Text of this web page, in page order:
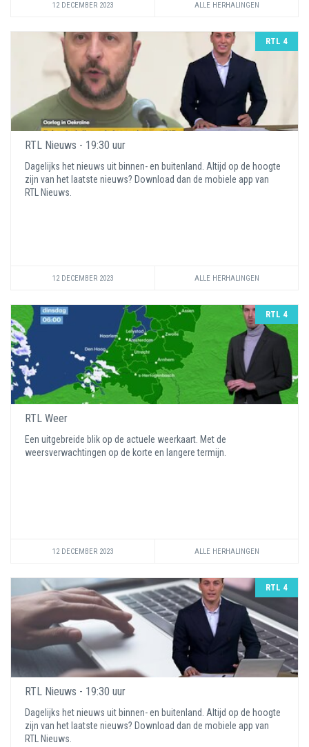
12 DECEMBER 2023 ALLE HERHALINGEN
RTL 4
RTL Nieuws - 19:30 uur
Dagelijks het nieuws uit binnen- en buitenland. Altijd op de hoogte
zijn van het laatste nieuws? Download dan de mobiele app van
RTL Nieuws.
12 DECEMBER 2023 ALLE HERHALINGEN
RTL 4
RTL Weer
Een uitgebreide blik op de actuele weerkaart. Met de
weersverwachtingen op de korte en langere termijn.
12 DECEMBER 2023 ALLE HERHALINGEN
RTL 4
RTL Nieuws - 19:30 uur
Dagelijks het nieuws uit binnen- en buitenland. Altijd op de hoogte
zijn van het laatste nieuws? Download dan de mobiele app van
RTL Nieuws.